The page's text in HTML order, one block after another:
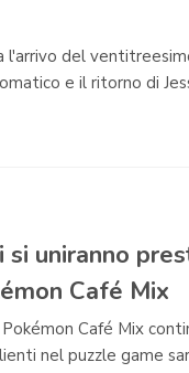
l'arrivo del
e il ritorno di
si uniranno
Café Mix
Café Mix
nel puzzle game